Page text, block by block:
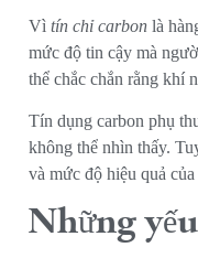
Vì tín chỉ carbon là
mức độ tin cậy mà
thể chắc chắn rằng khí
Tín dụng carbon phụ
không thể nhìn thấy.
và mức độ hiệu quả
Những